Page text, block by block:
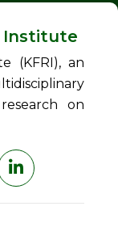
Institute
(KFRI), an
on